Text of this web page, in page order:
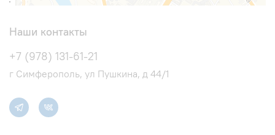
Наши контакты
+7 (978) 131-61-21
г Симферополь, ул Пушкина, д 44/1